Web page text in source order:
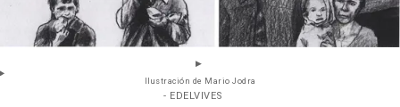
Ilustración de Mario Jodra
- EDELVIVES